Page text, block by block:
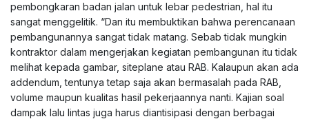
pembongkaran badan jalan untuk lebar pedestrian, hal itu
sangat menggelitik. “Dan itu membuktikan bahwa perencanaan
pembangunannya sangat tidak matang. Sebab tidak mungkin
kontraktor dalam mengerjakan kegiatan pembangunan itu tidak
melihat kepada gambar, siteplane atau RAB. Kalaupun akan ada
addendum, tentunya tetap saja akan bermasalah pada RAB,
volume maupun kualitas hasil pekerjaannya nanti. Kajian soal
dampak lalu lintas juga harus diantisipasi dengan berbagai